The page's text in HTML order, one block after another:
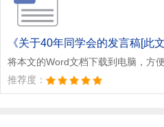
《关于40年同学会的发言稿[此
将本文的Word文档下载到电脑，方
推荐度：